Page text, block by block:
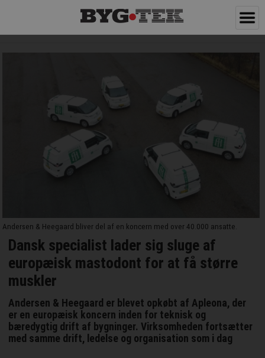
Andersen & Heegaard bliver del af en koncern med over 40.000 ansatte.
Dansk specialist lader sig sluge af
europæisk mastodont for at få større
muskler
Andersen & Heegaard er blevet opkøbt af Apleona, der
er en europæisk koncern inden for teknisk og
bæredygtig drift af bygninger. Virksomheden fortsætter
med samme drift, ledelse og organisation som i dag